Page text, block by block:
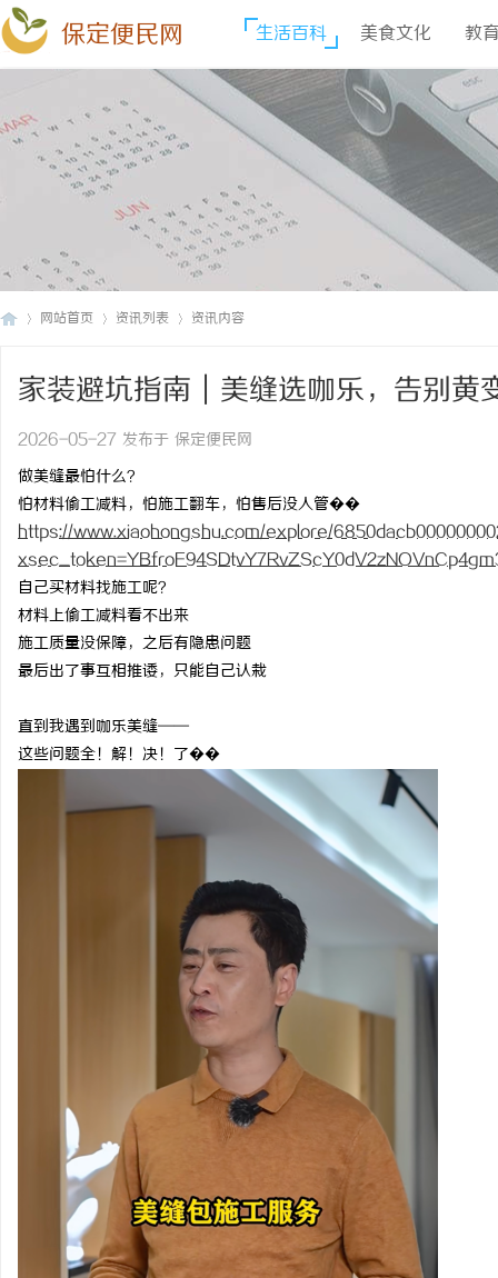
保定便民网 生活百科 美食文化 教
网站首页 资讯列表 资讯内容
家装避坑指南｜美缝选咖乐，告别黄
2026-05-27 发布于 保定便民网
做美缝最怕什么？
怕材料偷工减料，怕施工翻车，怕售后没人管��
https://www.xiaohongshu.com/explore/
自己买材料找施工呢？
材料上偷工减料看不出来
施工质量没保障，之后有隐患问题
最后出了事互相推诿，只能自己认栽
直到我遇到咖乐美缝——
这些问题全！解！决！了��
店最怕“搜不到”为什么隔壁店铺没花钱， 揭秘！专业充电桩项目